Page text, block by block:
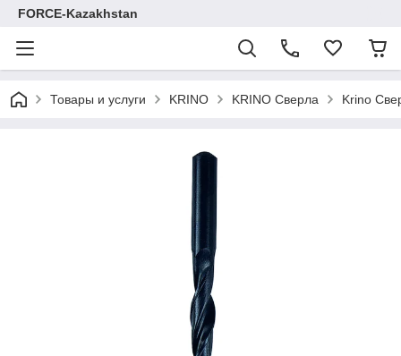
FORCE-Kazakhstan
Товары и услуги KRINO KRINO Сверла Krino